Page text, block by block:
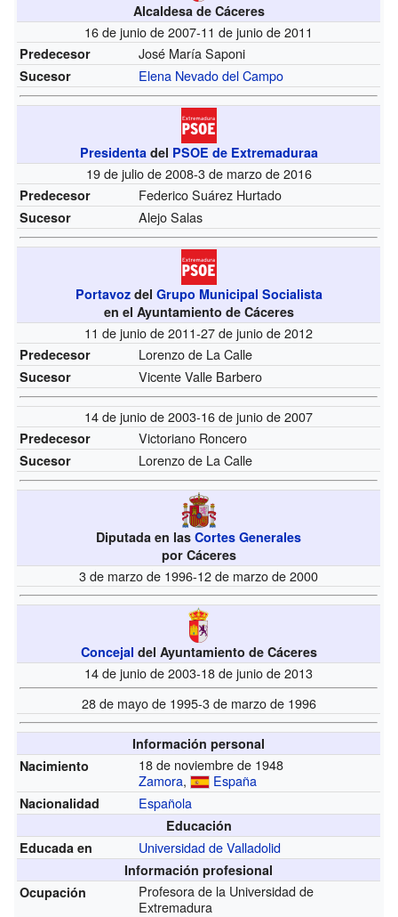
Alcaldesa de Cáceres
16 de junio de 2007-11 de junio de 2011
Predecesor José María Saponi
Sucesor Elena Nevado del Campo
Presidenta del PSOE de Extremaduraa
19 de julio de 2008-3 de marzo de 2016
Predecesor Federico Suárez Hurtado
Sucesor Alejo Salas
Portavozdel Grupo Municipal Socialista
en el Ayuntamiento de Cáceres
11 de junio de 2011-27 de junio de 2012
Predecesor Lorenzo de La Calle
Sucesor Vicente Valle Barbero
14 de junio de 2003-16 de junio de 2007
Predecesor Victoriano Roncero
Sucesor Lorenzo de La Calle
Diputada en lasCortes Generales
por Cáceres
3 de marzo de 1996-12 de marzo de 2000
Concejal del Ayuntamiento de Cáceres
14 de junio de 2003-18 de junio de 2013
28 de mayo de 1995-3 de marzo de 1996
Información personal
Nacimiento
18 de noviembre de 1948
Zamora, España
Nacionalidad Española
Educación
Educada en
Universidad de Valladolid
Información profesional
Ocupación
Profesora de la Universidad de
Extremadura